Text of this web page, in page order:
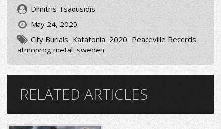
Dimitris Tsaousidis
May 24, 2020
City Burials Katatonia 2020 Peaceville Records
atmoprog metal sweden
RELATED ARTICLES